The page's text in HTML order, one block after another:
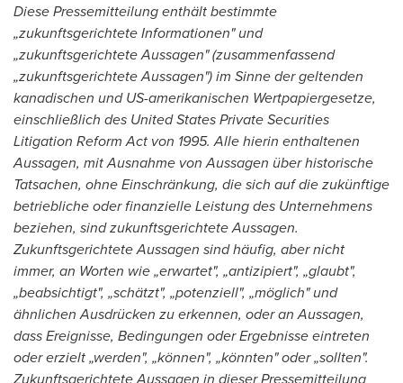
Diese Pressemitteilung enthält bestimmte
„zukunftsgerichtete Informationen" und
„zukunftsgerichtete Aussagen" (zusammenfassend
„zukunftsgerichtete Aussagen") im Sinne dergeltenden
kanadischen und US-amerikanischen Wertpapiergesetze,
einschließlich des United States Private Securities
Litigation Reform Act von 1995. Alle hierin enthaltenen
Aussagen, mit Ausnahme von Aussagen über historische
Tatsachen, ohne Einschränkung, die sich auf die zukünftige
betriebliche oder finanzielle Leistung des Unternehmens
beziehen, sind zukunftsgerichtete Aussagen.
Zukunftsgerichtete Aussagen sind häufig, aber nicht
immer, an Worten wie „erwartet", „antizipiert", „glaubt",
„beabsichtigt", „schätzt", „potenziell", „möglich" und
ähnlichen Ausdrücken zu erkennen, oder an Aussagen,
dass Ereignisse, Bedingungen oder Ergebnisse eintreten
oder erzielt „werden", „können", „könnten" oder „sollten".